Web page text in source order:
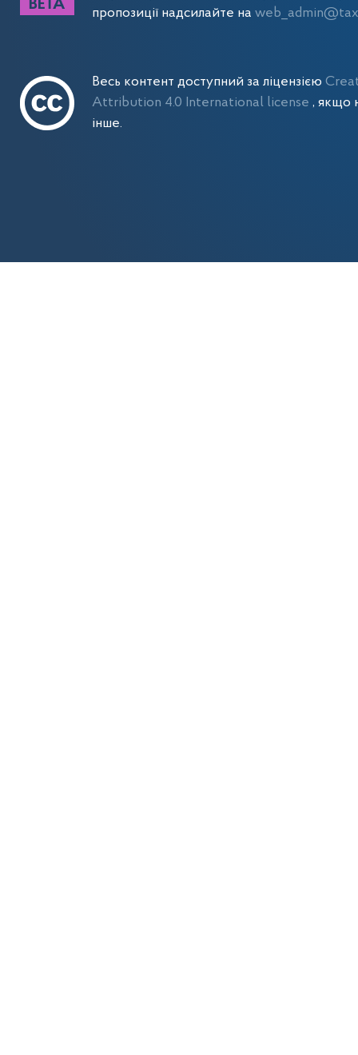
пропозиції надсилайте на
Весь контент доступний за ліцензією
Attribution 4.0 International license , якщо
інше.